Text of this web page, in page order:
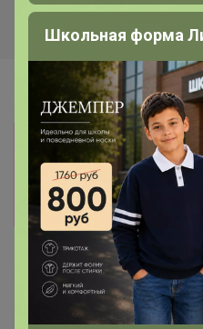
Информация о
лишь членам
Показать
Артемида
Бронзовый
Школьная форма